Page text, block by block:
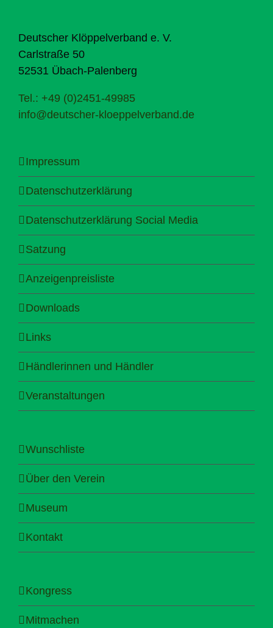
Deutscher Klöppelverband e. V.
Carlstraße 50
52531 Übach-Palenberg
Tel.: +49 (0)2451-49985
info@deutscher-kloeppelverband.de
Impressum
Datenschutzerklärung
Datenschutzerklärung Social Media
Satzung
Anzeigenpreisliste
Downloads
Links
Händlerinnen und Händler
Veranstaltungen
Wunschliste
Über den Verein
Museum
Kontakt
Kongress
Mitmachen